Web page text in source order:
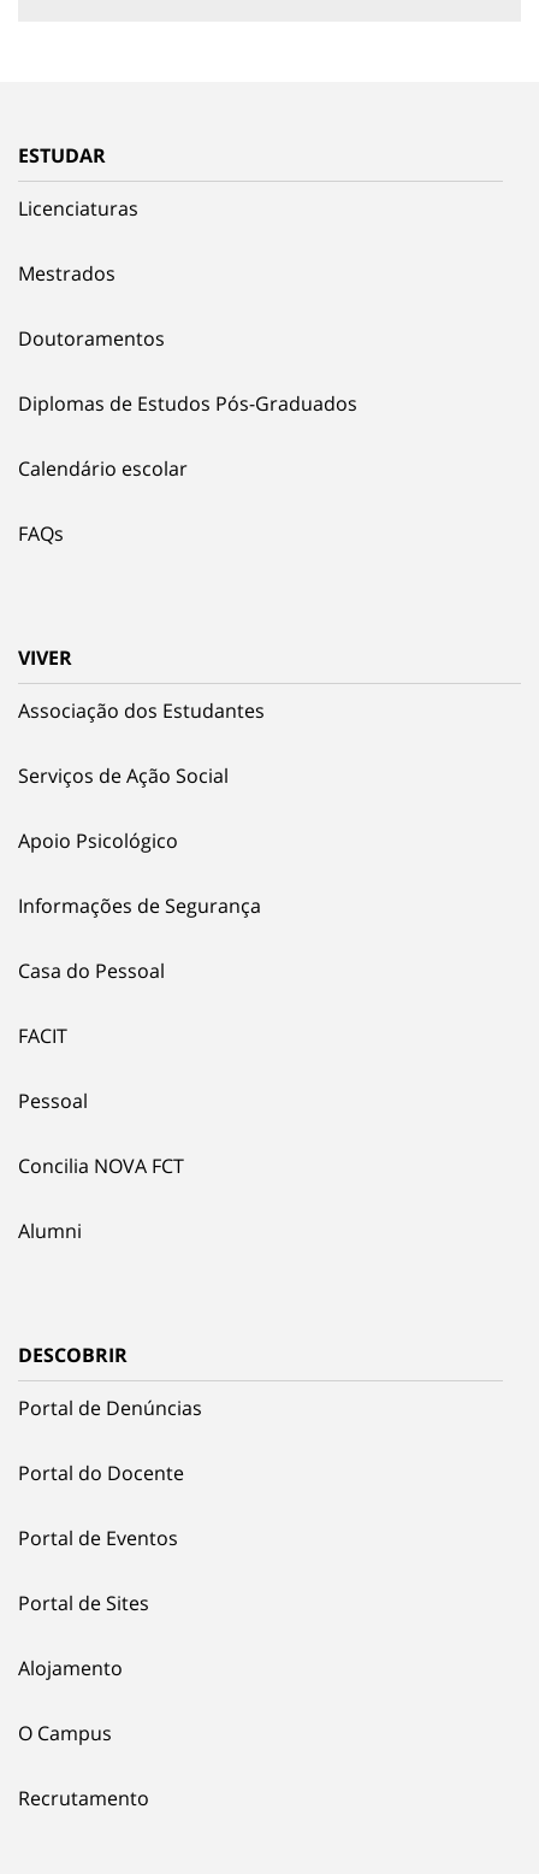
ESTUDAR
Licenciaturas
Mestrados
Doutoramentos
Diplomas de Estudos Pós-Graduados
Calendário escolar
FAQs
VIVER
Associação dos Estudantes
Serviços de Ação Social
Apoio Psicológico
Informações de Segurança
Casa do Pessoal
FACIT
Pessoal
Concilia NOVA FCT
Alumni
DESCOBRIR
Portal de Denúncias
Portal do Docente
Portal de Eventos
Portal de Sites
Alojamento
O Campus
Recrutamento